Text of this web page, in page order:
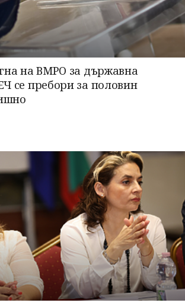
на ВМРО за държавна
се пребори за половин